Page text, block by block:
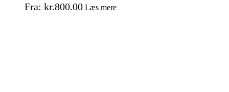
Fra: kr.800.00 Læs mere